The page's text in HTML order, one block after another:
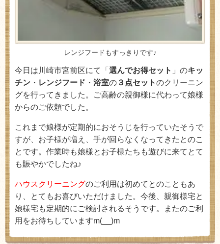
レンジフードもすっきりです♪
今日は川崎市宮前区にて「 選んでお得セット 」のキッ
チン ・ レンジフード ・ 浴室の ３点セットのクリーニン
グを行ってきました。ご高齢の親御様に代わって娘様
からのご依頼でした。
これまで娘様が定期的におそうじを行っていたそうで
すが、お子様が増え、手が回らなくなってきたとのこ
とです。作業時も娘様とお子様たちも遊びに来てとて
も賑やかでしたね♪
ハウスクリーニングのご利用は初めてとのこともあ
り、とてもお喜びいただけました。今後、親御様宅と
娘様宅も定期的にご検討されるそうです。またのご利
用をお待ちしていますm(__)m